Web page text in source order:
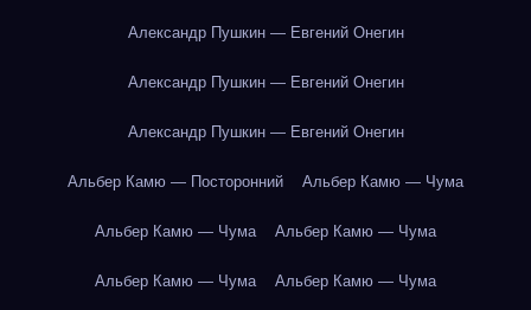
Александр Пушкин — Евгений Онегин
Александр Пушкин — Евгений Онегин
Александр Пушкин — Евгений Онегин
Альбер Камю — Посторонний Альбер Камю — Чума
Альбер Камю — Чума Альбер Камю — Чума
Альбер Камю — Чума Альбер Камю — Чума